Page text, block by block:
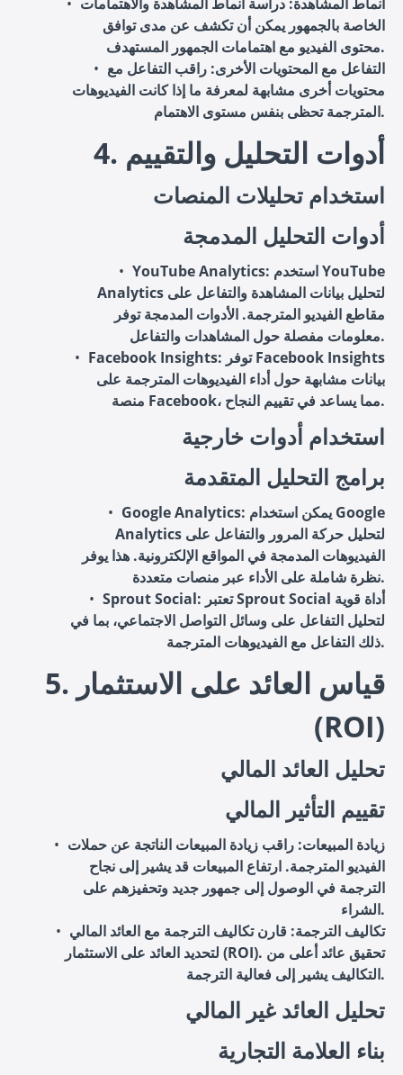
الخاصة بالجمهور يمكن أن تكشف عن مدى توافق
محتوى الفيديو مع اهتمامات الجمهور المستهدف.
التفاعل مع المحتويات الأخرى: راقب التفاعل مع
محتويات أخرى مشابهة لمعرفة ما إذا كانت الفيديوهات
المترجمة تحظى بنفس مستوى الاهتمام.
4. أدوات التحليل والتقييم
استخدام تحليلات المنصات
أدوات التحليل المدمجة
YouTube Analytics: استخدم YouTube
Analytics لتحليل بيانات المشاهدة والتفاعل على
مقاطع الفيديو المترجمة. الأدوات المدمجة توفر
معلومات مفصلة حول المشاهدات والتفاعل.
Facebook Insights: توفر Facebook Insights
بيانات مشابهة حول أداء الفيديوهات المترجمة على
منصة Facebook، مما يساعد في تقييم النجاح.
استخدام أدوات خارجية
برامج التحليل المتقدمة
Google Analytics: يمكن استخدام Google
Analytics لتحليل حركة المرور والتفاعل على
الفيديوهات المدمجة في المواقع الإلكترونية. هذا يوفر
نظرة شاملة على الأداء عبر منصات متعددة.
Sprout Social: تعتبر Sprout Social أداة قوية
لتحليل التفاعل على وسائل التواصل الاجتماعي، بما في
ذلك التفاعل مع الفيديوهات المترجمة.
5. قياس العائد على الاستثمار
(ROI)
تحليل العائد المالي
تقييم التأثير المالي
زيادة المبيعات: راقب زيادة المبيعات الناتجة عن حملات
الفيديو المترجمة. ارتفاع المبيعات قد يشير إلى نجاح
الترجمة في الوصول إلى جمهور جديد وتحفيزهم على
الشراء.
تكاليف الترجمة: قارن تكاليف الترجمة مع العائد المالي
لتحديد العائد على الاستثمار (ROI). تحقيق عائد أعلى من
التكاليف يشير إلى فعالية الترجمة.
تحليل العائد غير المالي
بناء العلامة التجارية